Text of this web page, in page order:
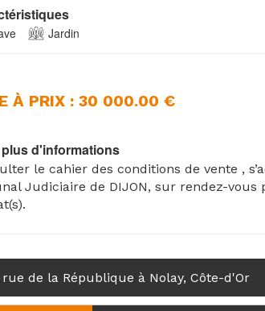
: section AB n° 61 et section AB n° 64
Jardin
À PRIX : 30 000.00 €
d'informations
le cahier des conditions de vente ,
Judiciaire de DIJON, sur rendez-
rue de la République à Nolay, Côte-d'Or